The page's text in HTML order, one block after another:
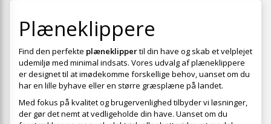
Plæneklippere
Find den perfekte plæneklippertil din have og skab et velplejet
udemiljø med minimal indsats. Vores udvalg af plæneklippere
er designet til at imødekomme forskellige behov, uanset om du
har en lille byhave eller en større græsplæne på landet.
Med fokus på kvalitet og brugervenlighed tilbyder vi løsninger,
der gør det nemt at vedligeholde din have. Uanset om du